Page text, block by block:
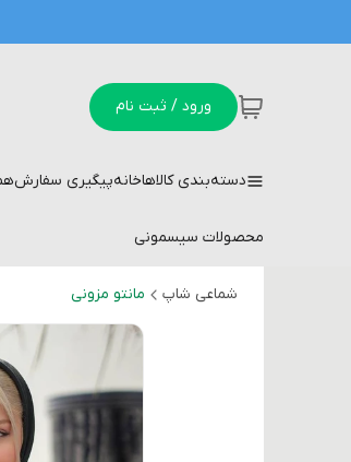
ورود / ثبت نام
دسته‌بندی کالاهاخانهپیگیری سفارش
محصولات سیسمونی
شماعی شاپ مانتو مزونی